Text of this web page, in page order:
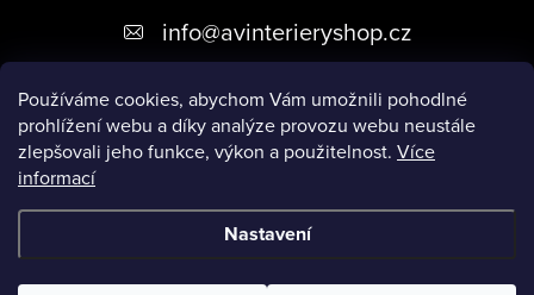
Používáme cookies, abychom Vám umožnili pohodlné
prohlížení webu a díky analýze provozu webu neustále
zlepšovali jeho funkce, výkon a použitelnost. Více
informací
Nastavení
a
info@avinterieryshop.cz
Užitečné informace
Copyright 2026AV Interiéry. Všechna práva vyhrazena.